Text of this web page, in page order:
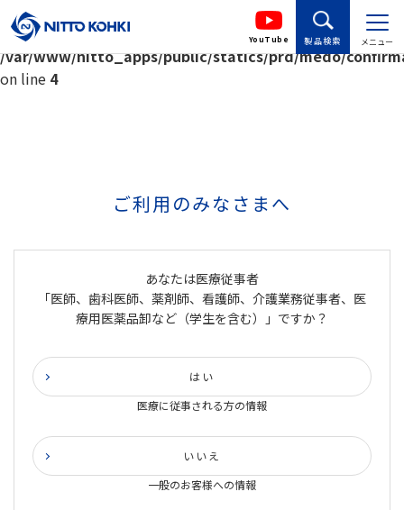
Warning: Undefined array key "HTTP_REFERER" in
/var/www/nitto_apps/public/statics/prd/medo/
on line 4
YouTube 製品検索 メニュー
ご利用のみなさまへ
あなたは医療従事者
「医師、歯科医師、薬剤師、看護師、介護業務従事者、医
療用医薬品卸など（学生を含む）」ですか？
はい
医療に従事される方の情報
いいえ
一般のお客様への情報